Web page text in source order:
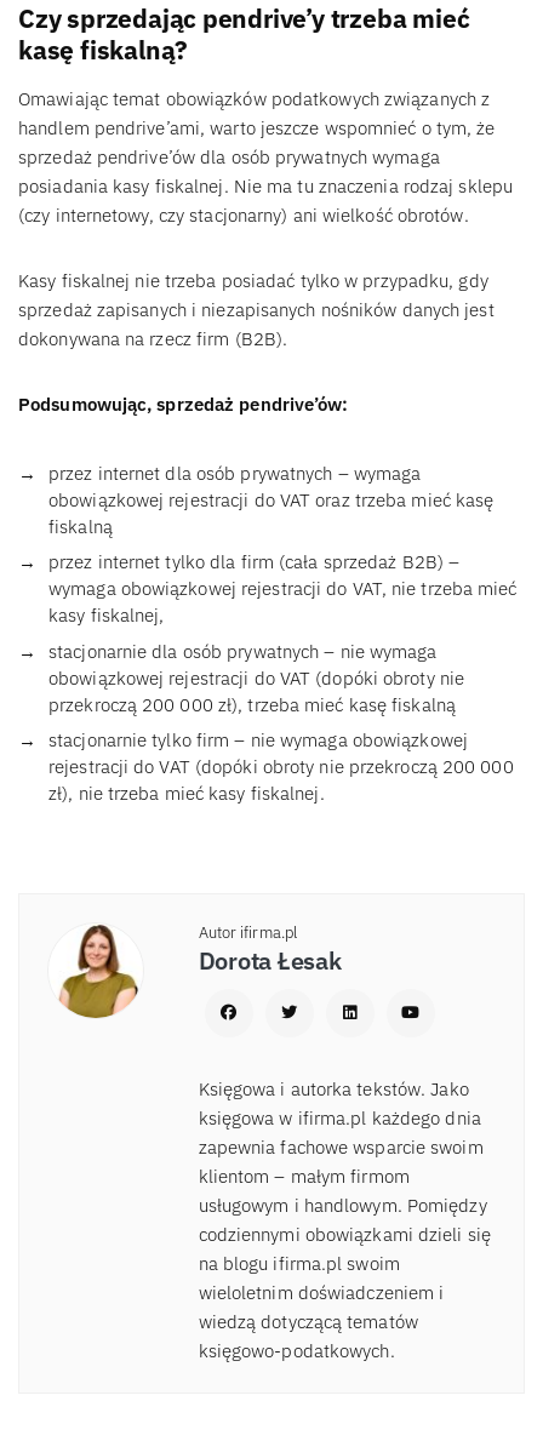
Czy sprzedając pendrive’y trzeba mieć
kasę fiskalną?
Omawiając temat obowiązków podatkowych związanych z
handlem pendrive’ami, warto jeszcze wspomnieć o tym, że
sprzedaż pendrive’ów dla osób prywatnych wymaga
posiadania kasy fiskalnej. Nie ma tu znaczenia rodzaj sklepu
(czy internetowy, czy stacjonarny) ani wielkość obrotów.
Kasy fiskalnej nie trzeba posiadać tylko w przypadku, gdy
sprzedaż zapisanych i niezapisanych nośników danych jest
dokonywana na rzecz firm (B2B).
Podsumowując, sprzedaż pendrive’ów:
przez internet dla osób prywatnych – wymaga
obowiązkowej rejestracji do VAT oraz trzeba mieć kasę
fiskalną
przez internet tylko dla firm (cała sprzedaż B2B) –
wymaga obowiązkowej rejestracji do VAT, nie trzeba mieć
kasy fiskalnej,
stacjonarnie dla osób prywatnych – nie wymaga
obowiązkowej rejestracji do VAT (dopóki obroty nie
przekroczą 200 000 zł), trzeba mieć kasę fiskalną
stacjonarnie tylko firm – nie wymaga obowiązkowej
rejestracji do VAT (dopóki obroty nie przekroczą 200 000
zł), nie trzeba mieć kasy fiskalnej.
Autor ifirma.pl
Dorota Łesak
Księgowa i autorka tekstów. Jako
księgowa w ifirma.pl każdego dnia
zapewnia fachowe wsparcie swoim
klientom – małym firmom
usługowym i handlowym. Pomiędzy
codziennymi obowiązkami dzieli się
na blogu ifirma.pl swoim
wieloletnim doświadczeniem i
wiedzą dotyczącą tematów
księgowo-podatkowych.